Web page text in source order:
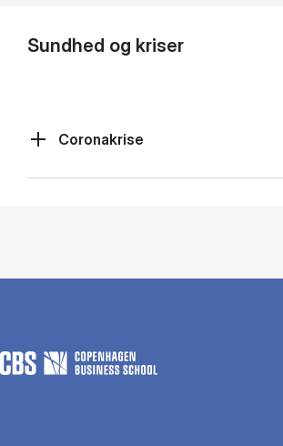
Sundhed og kriser
Coronakrise